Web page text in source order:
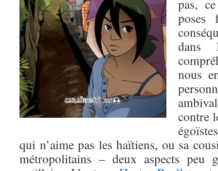
pas,
poses
dans
nous
contre
qui n’aime pas les haïtiens, ou sa
métropolitains – deux aspects peu